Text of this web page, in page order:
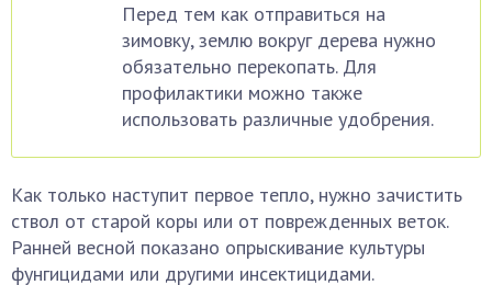
Перед тем как отправиться на
зимовку, землю вокруг дерева нужно
обязательно перекопать. Для
профилактики можно также
использовать различные удобрения.
Как только наступит первое тепло, нужно зачистить
ствол от старой коры или от поврежденных веток.
Ранней весной показано опрыскивание культуры
фунгицидами или другими инсектицидами.